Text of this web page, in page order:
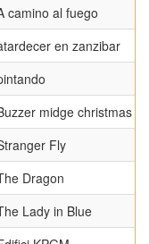
camino al fuego
en zanzibar
midge christmas
Fly
Dragon
Lady in Blue